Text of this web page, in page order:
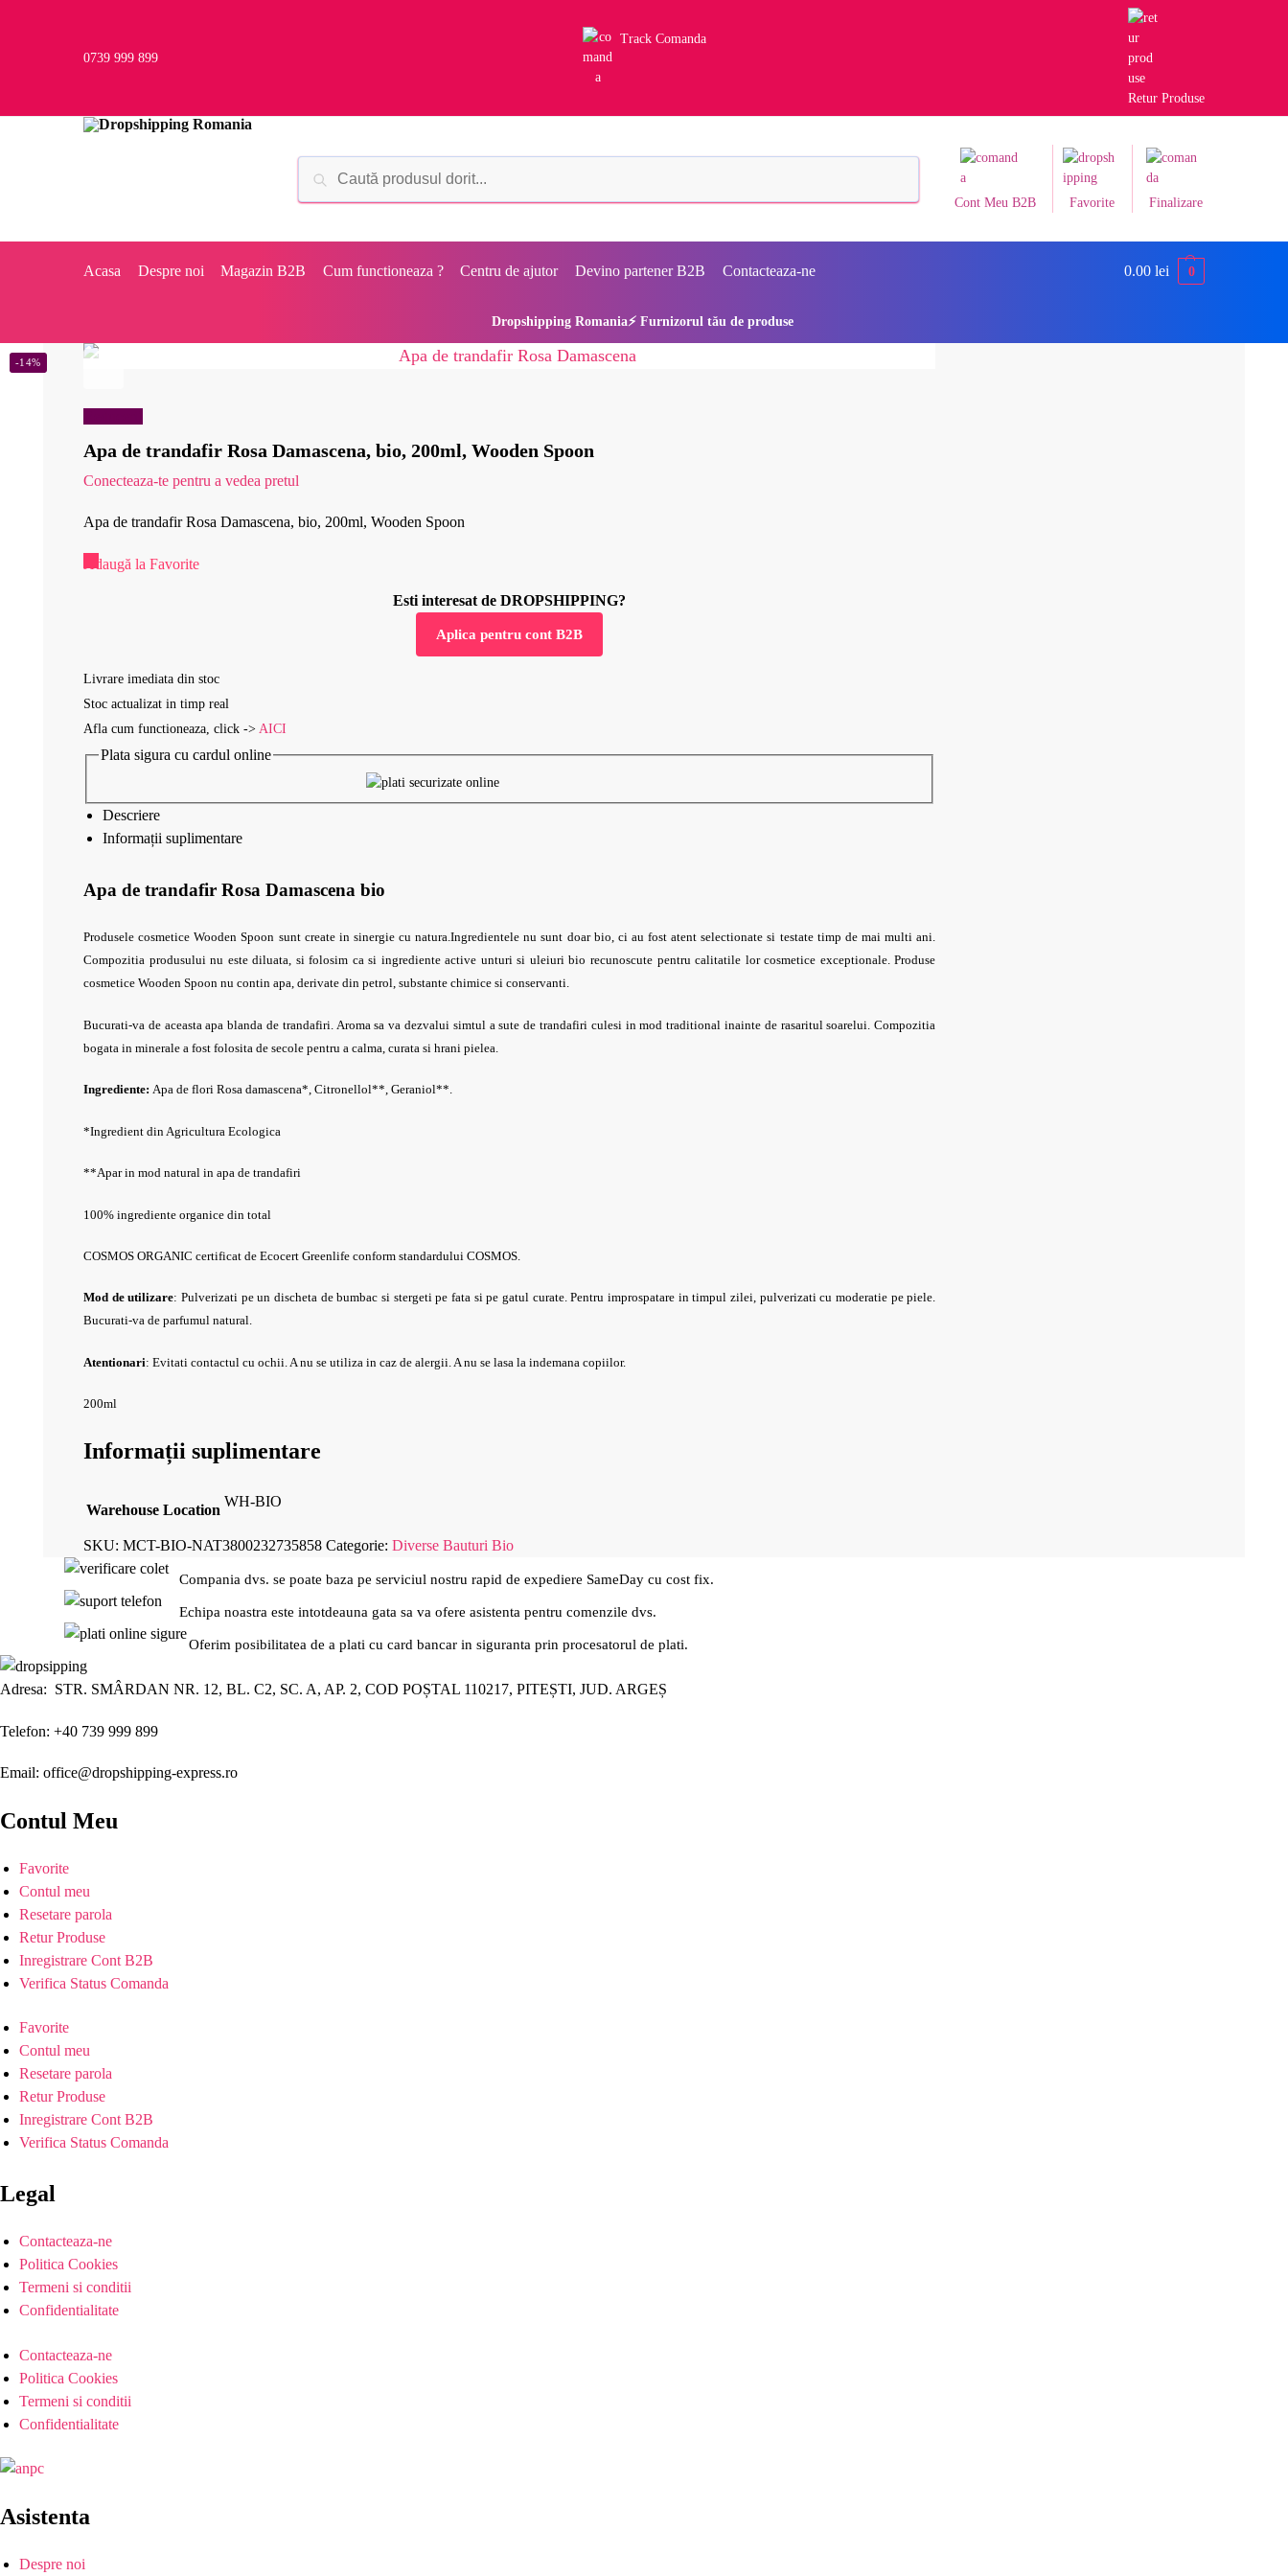
0739 999 899
Track Comanda
Retur Produse
Cont Meu B2B Favorite Finalizare
Acasa Despre noi Magazin B2B Cum functioneaza ? Centru de ajutor Devino partener B2B Contacteaza-ne 0.00 lei 0
Dropshipping Romania⚡ Furnizorul tău de produse
Apa de trandafir Rosa Damascena, bio, 200ml, Wooden Spoon
Conecteaza-te pentru a vedea pretul
-14%
Apa de trandafir Rosa Damascena, bio, 200ml, Wooden Spoon
Adaugă la Favorite
Esti interesat de DROPSHIPPING?
Aplica pentru cont B2B
Livrare imediata din stoc
Stoc actualizat in timp real
Afla cum functioneaza, click -> AICI
Plata sigura cu cardul online
Descriere
Informații suplimentare
Apa de trandafir Rosa Damascena bio
Produsele cosmetice Wooden Spoon sunt create in sinergie cu natura.Ingredientele nu sunt doar bio, ci au fost atent selectionate si testate timp de mai multi ani.
Compozitia produsului nu este diluata, si folosim ca si ingrediente active unturi si uleiuri bio recunoscute pentru calitatile lor cosmetice exceptionale. Produse
cosmetice Wooden Spoon nu contin apa, derivate din petrol, substante chimice si conservanti.
Bucurati-va de aceasta apa blanda de trandafiri. Aroma sa va dezvalui simtul a sute de trandafiri culesi in mod traditional inainte de rasaritul soarelui. Compozitia
bogata in minerale a fost folosita de secole pentru a calma, curata si hrani pielea.
Ingrediente: Apa de flori Rosa damascena*, Citronellol**, Geraniol**.
*Ingredient din Agricultura Ecologica
**Apar in mod natural in apa de trandafiri
100% ingrediente organice din total
COSMOS ORGANIC certificat de Ecocert Greenlife conform standardului COSMOS.
Mod de utilizare: Pulverizati pe un discheta de bumbac si stergeti pe fata si pe gatul curate. Pentru improspatare in timpul zilei, pulverizati cu moderatie pe piele.
Bucurati-va de parfumul natural.
Atentionari: Evitati contactul cu ochii. A nu se utiliza in caz de alergii. A nu se lasa la indemana copiilor.
200ml
Informații suplimentare
Warehouse Location
WH-BIO
SKU: MCT-BIO-NAT3800232735858 Categorie: Diverse Bauturi Bio
Compania dvs. se poate baza pe serviciul nostru rapid de expediere SameDay cu cost fix.
Echipa noastra este intotdeauna gata sa va ofere asistenta pentru comenzile dvs.
Oferim posibilitatea de a plati cu card bancar in siguranta prin procesatorul de plati.
Adresa: STR. SMÂRDAN NR. 12, BL. C2, SC. A, AP. 2, COD POȘTAL 110217, PITEȘTI, JUD. ARGEȘ
Telefon: +40 739 999 899
Email: office@dropshipping-express.ro
Contul Meu
Favorite
Contul meu
Resetare parola
Retur Produse
Inregistrare Cont B2B
Verifica Status Comanda
Favorite
Contul meu
Resetare parola
Retur Produse
Inregistrare Cont B2B
Verifica Status Comanda
Legal
Contacteaza-ne
Politica Cookies
Termeni si conditii
Confidentialitate
Contacteaza-ne
Politica Cookies
Termeni si conditii
Confidentialitate
Asistenta
Despre noi